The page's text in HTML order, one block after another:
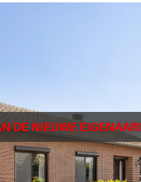
DE NIEUWE EIGENAAR!